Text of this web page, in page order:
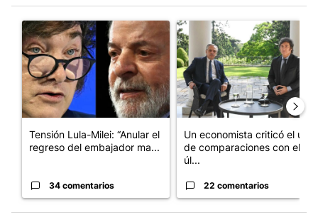
Un artículo de tendencia con el título "Tensión Lula-Milei:
Tensión Lula-Milei: “Anular el
regreso del embajador ma...
34 comentarios
Un artículo de tendencia con
Un economista criticó el uso
de comparaciones con el
úl...
22 comentarios